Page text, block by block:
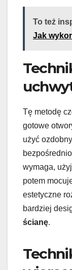
To też
Jak
Tę metodę
gotowe
użyć
wymaga,
potem
estetyczne
bardziej
ścianę.